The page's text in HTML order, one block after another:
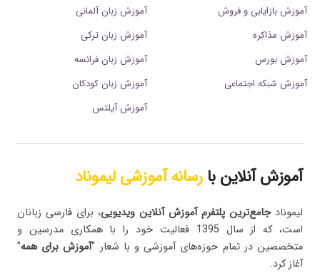
آموزش بازایابی و فروش
آموزش مذاکره
آموزش بورس
آموزش شبکه اجتماعی
آموزش زبان آلمانی
آموزش زبان ترکی
آموزش زبان فرانسه
آموزش زبان کودکان
آموزش آیلتس
آموزش آنلاین بارسانه آموزشی لیموناد
لیمونادجامع‌ترین پلتفرم‌ آموزش آنلاین ویدیویی، برای فارسی زبانان
است، که از سال 1395 فعالیت خود را با همکاری مدرسین و
متخصصین در تمام حوزه‌های آموزشی و با شعار “آموزش برای همه”
آغاز کرد.